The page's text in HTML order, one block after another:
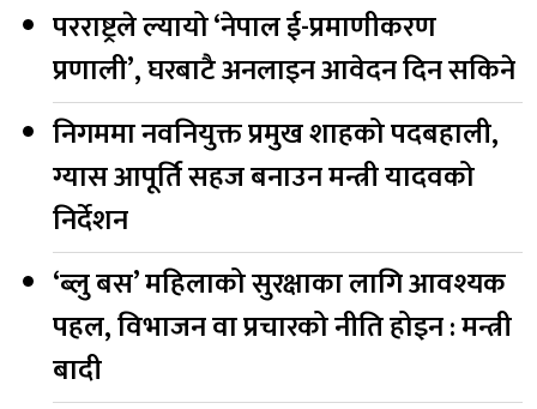
परराष्ट्रले ल्यायो ‘नेपाल ई-प्रमाणीकरण
प्रणाली’, घरबाटै अनलाइन आवेदन दिन सकिने
निगममा नवनियुक्त प्रमुख शाहको पदबहाली,
ग्यास आपूर्ति सहज बनाउन मन्त्री यादवको
निर्देशन
‘ब्लु बस’ महिलाको सुरक्षाका लागि आवश्यक
पहल, विभाजन वा प्रचारको नीति होइन : मन्त्री
बादी